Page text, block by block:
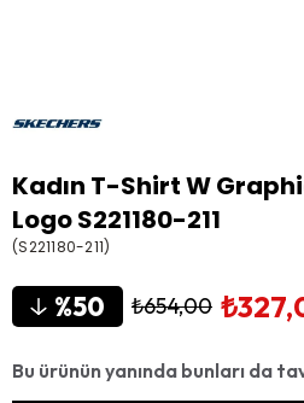
Kadın T-Shirt W
Logo S221180-211
(S221180-211)
50 ₺654,00
Bu ürünün yanında bunları da